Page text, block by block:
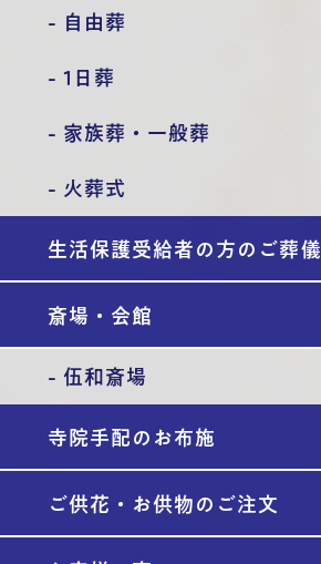
- 自由葬
- 1日葬
- 家族葬・一般葬
- 火葬式
生活保護受給者の方のご葬儀
斎場・会館
- 伍和斎場
寺院手配のお布施
ご供花・お供物のご注文